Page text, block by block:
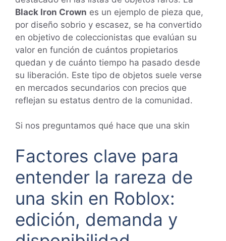
Black Iron Crown es un ejemplo de pieza que,
por diseño sobrio y escasez, se ha convertido
en objetivo de coleccionistas que evalúan su
valor en función de cuántos propietarios
quedan y de cuánto tiempo ha pasado desde
su liberación. Este tipo de objetos suele verse
en mercados secundarios con precios que
reflejan su estatus dentro de la comunidad.
Si nos preguntamos qué hace que una skin
Factores clave para
entender la rareza de
una skin en Roblox:
edición, demanda y